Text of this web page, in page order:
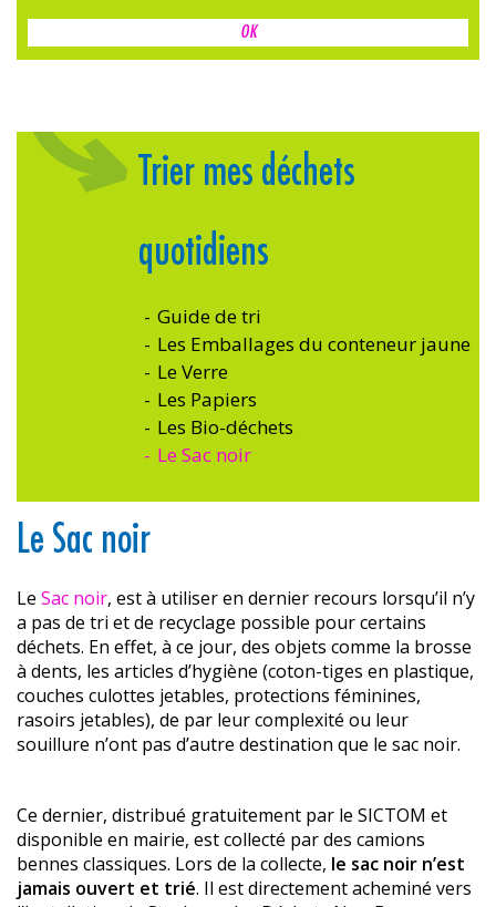
Trier mes déchets
quotidiens
Guide de tri
Les Emballages du conteneur jaune
Le Verre
Les Papiers
Les Bio-déchets
Le Sac noir
Le Sac noir
Le Sac noir, est à utiliser en dernier recours lorsqu’il n’y
a pas de tri et de recyclage possible pour certains
déchets. En effet, à ce jour, des objets comme la brosse
à dents, les articles d’hygiène (coton-tiges en plastique,
couches culottes jetables, protections féminines,
rasoirs jetables), de par leur complexité ou leur
souillure n’ont pas d’autre destination que le sac noir.
Ce dernier, distribué gratuitement par le SICTOM et
disponible en mairie, est collecté par des camions
bennes classiques. Lors de la collecte, le sac noir n’est
jamais ouvert et trié. Il est directement acheminé vers